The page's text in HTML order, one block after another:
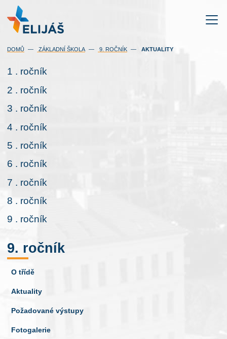
DOMŮ ZÁKLADNÍ ŠKOLA 9. ROČNÍK AKTUALITY(AKTUÁLNÍ)
1 . ročník
2 . ročník
3 . ročník
4 . ročník
5 . ročník
6 . ročník
7 . ročník
8 . ročník
9 . ročník
9. ročník
O třídě
Aktuality
Požadované výstupy
Fotogalerie